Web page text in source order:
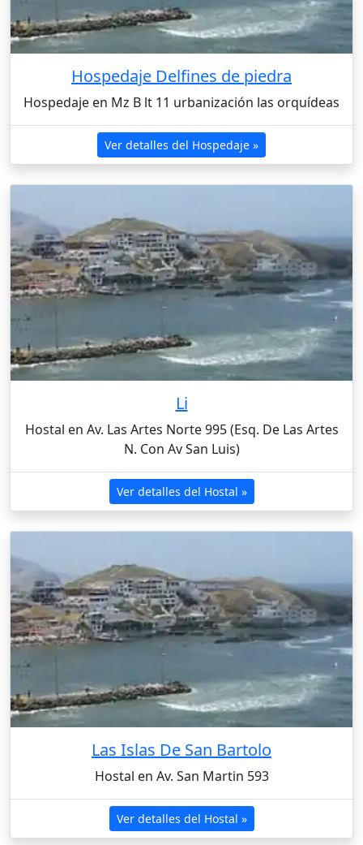
Hospedaje Delfines de piedra
Hospedaje en Mz B lt 11 urbanización las orquídeas
Ver detalles del Hospedaje »
Li
Hostal en Av. Las Artes Norte 995 (Esq. De Las Artes
N. Con Av San Luis)
Ver detalles del Hostal »
Las Islas De San Bartolo
Hostal en Av. San Martin 593
Ver detalles del Hostal »